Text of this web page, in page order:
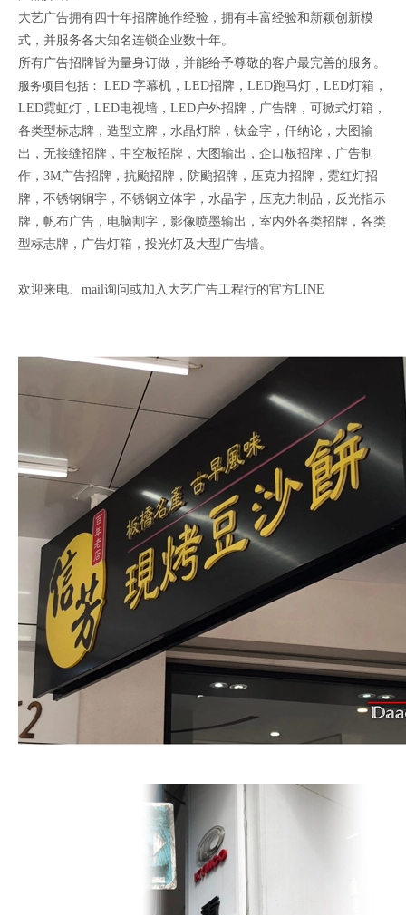
大艺广告拥有四十年招牌施作经验，拥有丰富经验和新颖创新模
式，并服务各大知名连锁企业数十年。
所有广告招牌皆为量身订做，并能给予尊敬的客户最完善的服务。
服务项目包括： LED 字幕机，LED招牌，LED跑马灯，LED灯箱，
LED霓虹灯，LED电视墙，LED户外招牌，广告牌，可掀式灯箱，
各类型标志牌，造型立牌，水晶灯牌，钛金字，仟纳论，大图输
出，无接缝招牌，中空板招牌，大图输出，企口板招牌，广告制
作，3M广告招牌，抗颱招牌，防颱招牌，压克力招牌，霓红灯招
牌，不锈钢铜字，不锈钢立体字，水晶字，压克力制品，反光指示
牌，帆布广告，电脑割字，影像喷墨输出，室内外各类招牌，各类
型标志牌，广告灯箱，投光灯及大型广告墙。
欢迎来电、mail询问或加入大艺广告工程行的官方LINE